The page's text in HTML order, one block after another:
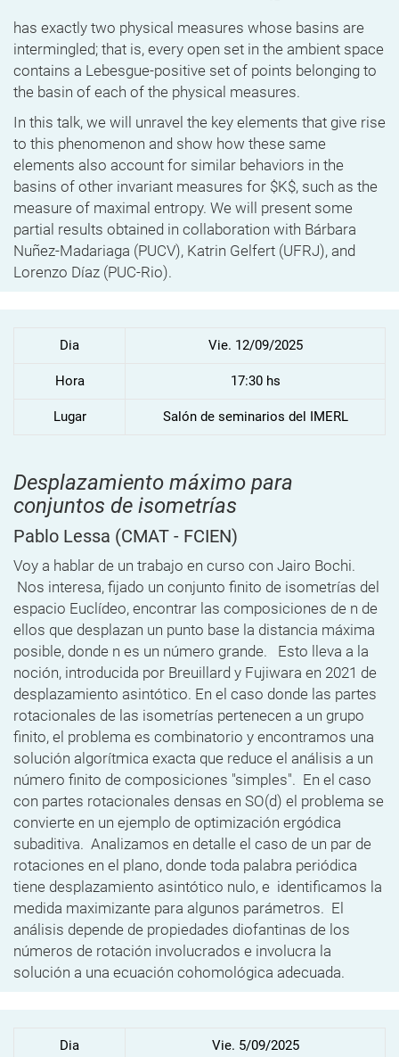
has exactly two physical measures whose basins are
intermingled; that is, every open set in the ambient space
contains a Lebesgue-positive set of points belonging to
the basin of each of the physical measures.
In this talk, we will unravel the key elements that give rise
to this phenomenon and show how these same
elements also account for similar behaviors in the
basins of other invariant measures for $K$, such as the
measure of maximal entropy. We will present some
partial results obtained in collaboration with Bárbara
Nuñez-Madariaga (PUCV), Katrin Gelfert (UFRJ), and
Lorenzo Díaz (PUC-Rio).
Dia Vie. 12/09/2025
Hora 17:30 hs
Lugar Salón de seminarios del IMERL
Desplazamiento máximo para
conjuntos de isometrías
Pablo Lessa (CMAT - FCIEN)
Voy a hablar de un trabajo en curso con Jairo Bochi.
Nos interesa, fijado un conjunto finito de isometrías del
espacio Euclídeo, encontrar las composiciones de n de
ellos que desplazan un punto base la distancia máxima
posible, donde n es un número grande. Esto lleva a la
noción, introducida por Breuillard y Fujiwara en 2021 de
desplazamiento asintótico. En el caso donde las partes
rotacionales de las isometrías pertenecen a un grupo
finito, el problema es combinatorio y encontramos una
solución algorítmica exacta que reduce el análisis a un
número finito de composiciones "simples". En el caso
con partes rotacionales densas en SO(d) el problema se
convierte en un ejemplo de optimización ergódica
subaditiva. Analizamos en detalle el caso de un par de
rotaciones en el plano, donde toda palabra periódica
tiene desplazamiento asintótico nulo, e identificamos la
medida maximizante para algunos parámetros. El
análisis depende de propiedades diofantinas de los
números de rotación involucrados e involucra la
solución a una ecuación cohomológica adecuada.
Dia Vie. 5/09/2025